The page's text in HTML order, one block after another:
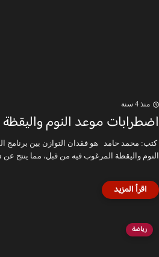
منذ 4 سنة
اضطرابات موعد النوم
كتب: محمد حامد هو فقدان التوازن بين برنامج
النوم واليقظة المرغوب فيه من قبل، مما ينتج عن
رياضة